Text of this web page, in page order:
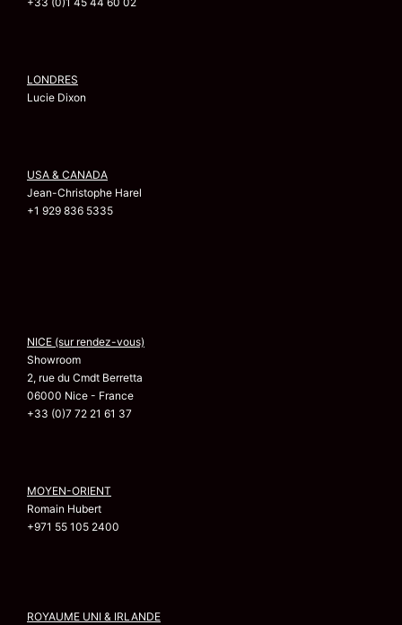
LONDRES
Lucie Dixon
USA & CANADA
Jean-Christophe Harel
+1 929 836 5335
NICE (sur rendez-vous)
Showroom
2, rue du Cmdt Berretta
06000 Nice - France
+33 (0)7 72 21 61 37
MOYEN-ORIENT
Romain Hubert
+971 55 105 2400
ROYAUME UNI & IRLANDE